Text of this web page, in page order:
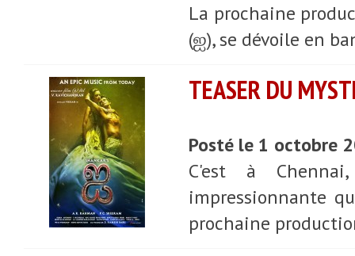
La prochaine
(ஐ), se dévoile en
TEASER DU
Posté le 1 octobre
C'est à
impressionnante
prochaine